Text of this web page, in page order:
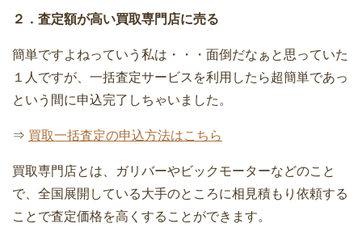
２．査定額が高い買取専門店に売る
簡単ですよねっていう私は・・・面倒だなぁと思っていた
１人ですが、一括査定サービスを利用したら超簡単であっ
という間に申込完了しちゃいました。
⇒ 買取一括査定の申込方法はこちら
買取専門店とは、ガリバーやビックモーターなどのこと
で、全国展開している大手のところに相見積もり依頼する
ことで査定価格を高くすることができます。